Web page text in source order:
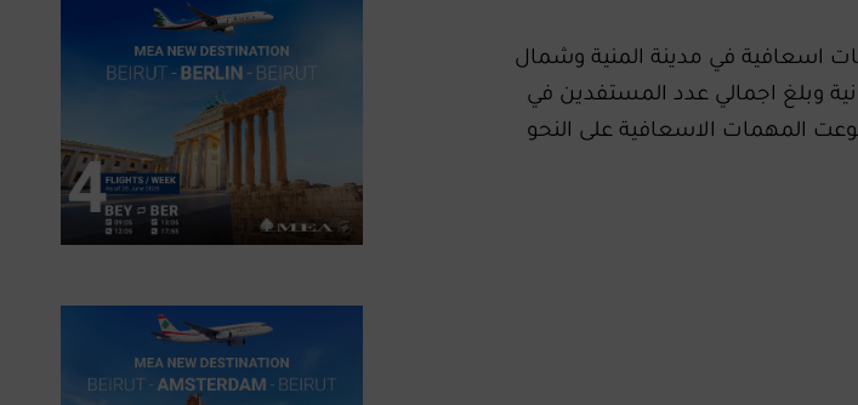
اسعافية في مدينة المنية وشمال
وبلغ اجمالي عدد المستفدين في
( 37 مواطناً لبنانياًو 3 لاجئين ) وتنوعت المهمات الاسعافية على النحو